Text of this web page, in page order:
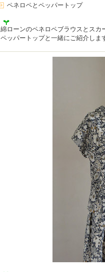
ペネロペとペッパートップ
綿ローンのペネロペブラウスとスカ
ペッパートップと一緒にご紹介しま